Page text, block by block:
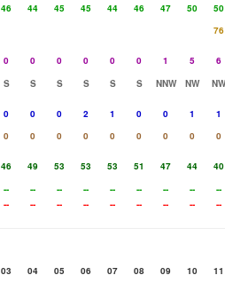
46 44 45 45 44 46 47 50 50
76
0 0 0 0 0 0 1 5 6
S S S S S S NNW NW NW
0 0 0 2 1 0 0 1 1
0 0 0 0 0 0 0 0 0
46 49 53 53 53 51 47 44 40
-- -- -- -- -- -- -- -- --
-- -- -- -- -- -- -- -- --
03 04 05 06 07 08 09 10 11